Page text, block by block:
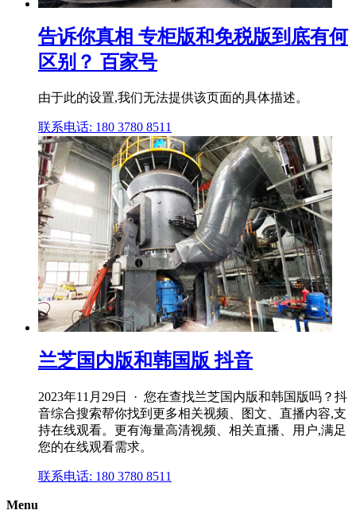
告诉你真相 专柜版和免税版到底有何
区别？ 百家号
由于此的设置,我们无法提供该页面的具体描述。
联系电话: 180 3780 8511
兰芝国内版和韩国版 抖音
2023年11月29日 · 您在查找兰芝国内版和韩国版吗？抖
音综合搜索帮你找到更多相关视频、图文、直播内容,支
持在线观看。更有海量高清视频、相关直播、用户,满足
您的在线观看需求。
联系电话: 180 3780 8511
Menu